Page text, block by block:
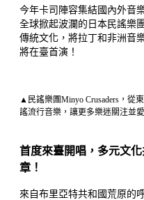
今年卡司陣容集結國內外音
全球掀起波瀾的日本民謠樂
傳統文化，將拉丁和非洲音
將在臺首演！
▲民謠樂團Minyo Crusaders，從
謠流行音樂，讓更多樂迷關注並
首度來臺開唱，多元文
章！
來自布里亞特共和國荒原的